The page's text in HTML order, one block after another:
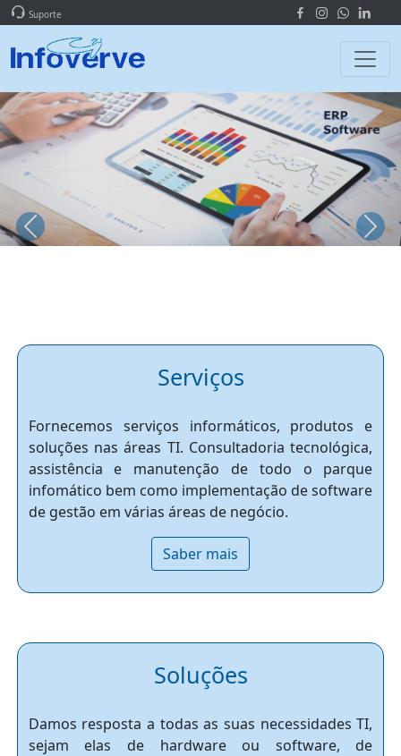
Suporte
Previous Next
Serviços
Fornecemos serviços informáticos, produtos e
soluções nas áreas TI. Consultadoria tecnológica,
assistência e manutenção de todo o parque
infomático bem como implementação de software
de gestão em várias áreas de negócio.
Saber mais
Soluções
Damos resposta a todas as suas necessidades TI,
sejam elas de hardware ou software, de